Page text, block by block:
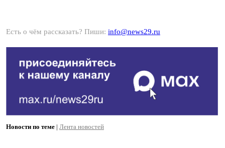
Есть о чём рассказать? Пиши: info@news29.ru
Новости по теме | Лента новостей